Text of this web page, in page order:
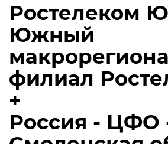
Ростелеком
Южный
филиал
+
Россия - ЦФО